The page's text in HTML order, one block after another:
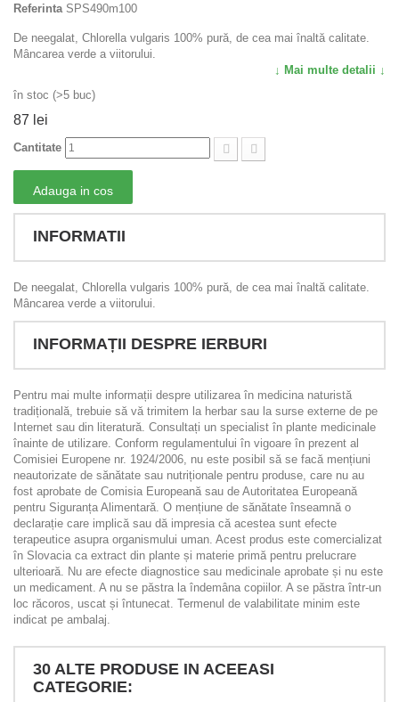
Referinta SPS490m100
De neegalat, Chlorella vulgaris 100% pură, de cea mai înaltă calitate.
Mâncarea verde a viitorului.
↓ Mai multe detalii ↓
în stoc (>5 buc)
87 lei
Cantitate
Adauga in cos
INFORMATII
De neegalat, Chlorella vulgaris 100% pură, de cea mai înaltă calitate.
Mâncarea verde a viitorului.
INFORMAȚII DESPRE IERBURI
Pentru mai multe informații despre utilizarea în medicina naturistă
tradițională, trebuie să vă trimitem la herbar sau la surse externe de pe
Internet sau din literatură. Consultați un specialist în plante medicinale
înainte de utilizare. Conform regulamentului în vigoare în prezent al
Comisiei Europene nr. 1924/2006, nu este posibil să se facă mențiuni
neautorizate de sănătate sau nutriționale pentru produse, care nu au
fost aprobate de Comisia Europeană sau de Autoritatea Europeană
pentru Siguranța Alimentară. O mențiune de sănătate înseamnă o
declarație care implică sau dă impresia că acestea sunt efecte
terapeutice asupra organismului uman. Acest produs este comercializat
în Slovacia ca extract din plante și materie primă pentru prelucrare
ulterioară. Nu are efecte diagnostice sau medicinale aprobate și nu este
un medicament. A nu se păstra la îndemâna copiilor. A se păstra într-un
loc răcoros, uscat și întunecat. Termenul de valabilitate minim este
indicat pe ambalaj.
30 ALTE PRODUSE IN ACEEASI
CATEGORIE: